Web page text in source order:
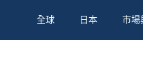
全球 日本 市場